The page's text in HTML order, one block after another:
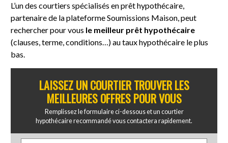
L’un des courtiers spécialisés en prêt hypothécaire,
partenaire de la plateforme Soumissions Maison, peut
rechercher pour vous le meilleur prêt hypothécaire
(clauses, terme, conditions…) au taux hypothécaire le plus
bas.
LAISSEZ UN COURTIER TROUVER LES
MEILLEURES OFFRES POUR VOUS
Remplissez le formulaire ci-dessous et un courtier
hypothécaire recommandé vous contactera rapidement.